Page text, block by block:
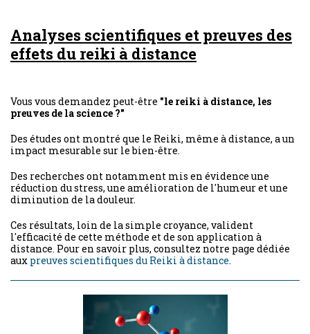
Analyses scientifiques et preuves des
effets du reiki à distance
Vous vous demandez peut-être "le reiki à distance, les
preuves de la science ?"
Des études ont montré que le Reiki, même à distance, a un
impact mesurable sur le bien-être.
Des recherches ont notamment mis en évidence une
réduction du stress, une amélioration de l'humeur et une
diminution de la douleur.
Ces résultats, loin de la simple croyance, valident
l'efficacité de cette méthode et de son application à
distance. Pour en savoir plus, consultez notre page dédiée
aux preuves scientifiques du Reiki à distance.